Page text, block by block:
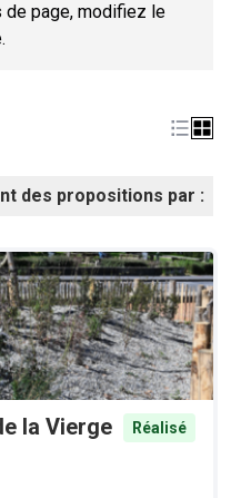
de page, modifiez le
des propositions par :
la Vierge
Réalisé